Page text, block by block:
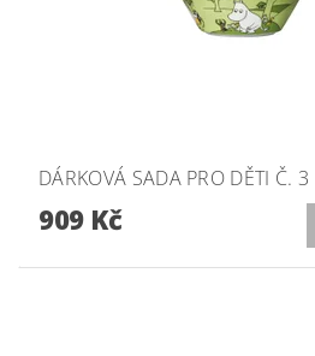
DÁRKOVÁ SADA PRO DĚTI Č. 3
909 Kč